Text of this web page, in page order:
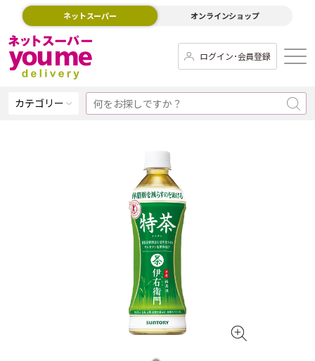
ネットスーパー オンラインショップ
ログイン･会員登録
カテゴリー